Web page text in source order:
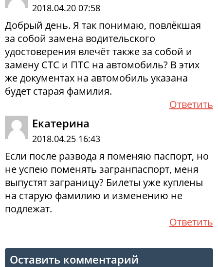
2018.04.20 07:58
Добрый день. Я так понимаю, повлёкшая
за собой замена водительского
удостоверения влечёт также за собой и
замену СТС и ПТС на автомобиль? В этих
же документах на автомобиль указана
будет старая фамилия.
Ответить
Екатерина
2018.04.25 16:43
Если после развода я поменяю паспорт, но
не успею поменять загранпаспорт, меня
выпустят заграницу? Билеты уже куплены
на старую фамилию и изменению не
подлежат.
Ответить
Оставить комментарий